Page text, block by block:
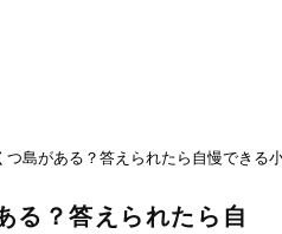
つ島がある？答えられたら自慢できる
る？答えられたら自